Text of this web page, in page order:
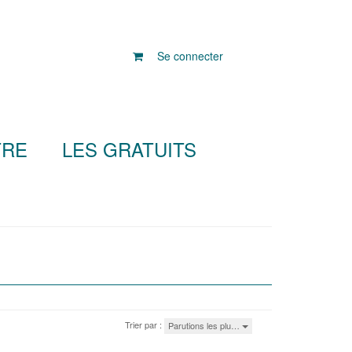
Se connecter
LES GRATUITS
Trier par : Parutions les plu…